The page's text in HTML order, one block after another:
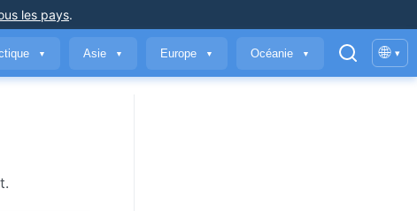
les pays.
▼ Asie ▼ Europe ▼ Océanie ▼ 🌐 ▾